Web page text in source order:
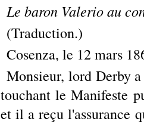
Le baron Valerio au
(Traduction.)
Cosenza, le 12 mars
Monsieur, lord Derby
touchant le Manifeste
et il a reçu l'assurance